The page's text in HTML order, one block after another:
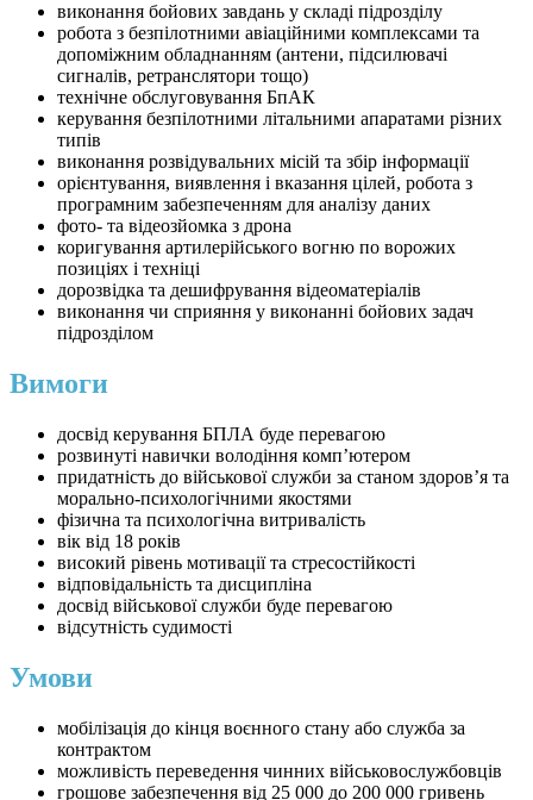
виконання бойових завдань у складі підрозділу
робота з безпілотними авіаційними комплексами та
допоміжним обладнанням (антени, підсилювачі
сигналів, ретранслятори тощо)
технічне обслуговування БпАК
керування безпілотними літальними апаратами різних
типів
виконання розвідувальних місій та збір інформації
орієнтування, виявлення і вказання цілей, робота з
програмним забезпеченням для аналізу даних
фото- та відеозйомка з дрона
коригування артилерійського вогню по ворожих
позиціях і техніці
дорозвідка та дешифрування відеоматеріалів
виконання чи сприяння у виконанні бойових задач
підрозділом
Вимоги
досвід керування БПЛА буде перевагою
розвинуті навички володіння комп’ютером
придатність до військової служби за станом здоров’я та
морально-психологічними якостями
фізична та психологічна витривалість
вік від 18 років
високий рівень мотивації та стресостійкості
відповідальність та дисципліна
досвід військової служби буде перевагою
відсутність судимості
Умови
мобілізація до кінця воєнного стану або служба за
контрактом
можливість переведення чинних військовослужбовців
грошове забезпечення від 25 000 до 200 000 гривень